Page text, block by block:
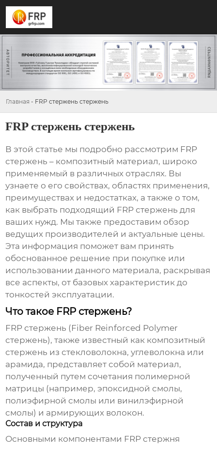
Главная - FRP стержень стержень
FRP стержень стержень
В этой статье мы подробно рассмотрим FRP
стержень – композитный материал, широко
применяемый в различных отраслях. Вы
узнаете о его свойствах, областях применения,
преимуществах и недостатках, а также о том,
как выбрать подходящий FRP стержень для
ваших нужд. Мы также предоставим обзор
ведущих производителей и актуальные цены.
Эта информация поможет вам принять
обоснованное решение при покупке или
использовании данного материала, раскрывая
все аспекты, от базовых характеристик до
тонкостей эксплуатации.
Что такое FRP стержень?
FRP стержень (Fiber Reinforced Polymer
стержень), также известный как композитный
стержень из стекловолокна, углеволокна или
арамида, представляет собой материал,
полученный путем сочетания полимерной
матрицы (например, эпоксидной смолы,
полиэфирной смолы или винилэфирной
смолы) и армирующих волокон.
Состав и структура
Основными компонентами FRP стержня